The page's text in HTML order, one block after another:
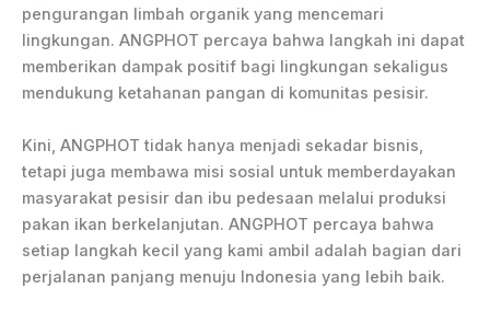
pengurangan limbah organik yang mencemari
lingkungan. ANGPHOT percaya bahwa langkah ini dapat
memberikan dampak positif bagi lingkungan sekaligus
mendukung ketahanan pangan di komunitas pesisir.
Kini, ANGPHOT tidak hanya menjadi sekadar bisnis,
tetapi juga membawa misi sosial untuk memberdayakan
masyarakat pesisir dan ibu pedesaan melalui produksi
pakan ikan berkelanjutan. ANGPHOT percaya bahwa
setiap langkah kecil yang kami ambil adalah bagian dari
perjalanan panjang menuju Indonesia yang lebih baik.